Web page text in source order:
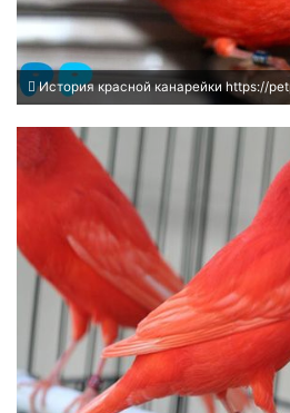
История красной канарейки https://